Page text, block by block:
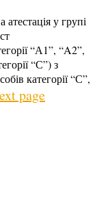
атестація у групі
“А1”, “A2”,
“С”) з
категорії “С”,
page